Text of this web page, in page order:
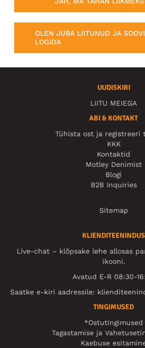
OLEN JUBA LIITUNUD JA
LOGIDA
UUDISKIRI
LIITU MEIEGA
ABI & KONTAKT
Tühista ost ja registreeri
KKK
Kontaktid
Motley Denimist
Blogi
B2B Inquiries
Sitemap
KLIENDITEENINDUS
Live-chat – klõpsake lehe allosas
ikooni.
Avatud E-R 08:30-
Saatke e-kiri aadressile:
TINGIMUSED
*Ostutingimused
Tagastamise ja
Kaebuse